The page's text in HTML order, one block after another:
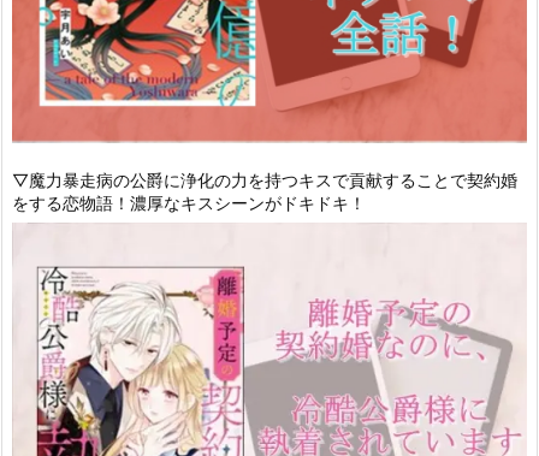
▽魔力暴走病の公爵に浄化の力を持つキスで貢献することで契約婚
をする恋物語！濃厚なキスシーンがドキドキ！